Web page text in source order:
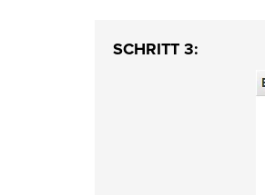
SCHRITT 3: